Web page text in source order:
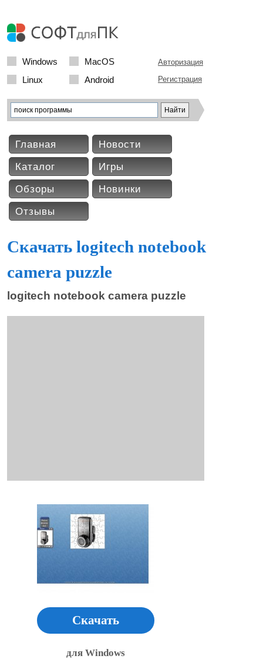
Windows
MacOS
Linux
Android
Авторизация
Регистрация
Главная
Новости
Каталог
Игры
Обзоры
Новинки
Отзывы
Скачать logitech notebook
camera puzzle
logitech notebook camera puzzle
Скачать
для Windows